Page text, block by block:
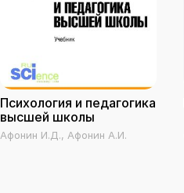
Психология и педагогика
высшей школы
Афонин И.Д., Афонин А.И.